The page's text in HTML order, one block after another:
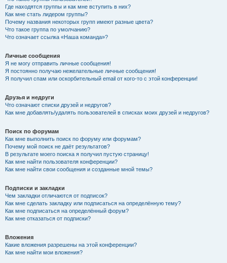
Где находятся группы и как мне вступить в них?
Как мне стать лидером группы?
Почему названия некоторых групп имеют разные цвета?
Что такое группа по умолчанию?
Что означает ссылка «Наша команда»?
Личные сообщения
Я не могу отправить личные сообщения!
Я постоянно получаю нежелательные личные сообщения!
Я получил спам или оскорбительный email от кого-то с этой конференции!
Друзья и недруги
Что означают списки друзей и недругов?
Как мне добавлять/удалять пользователей в списках моих друзей и недругов?
Поиск по форумам
Как мне выполнить поиск по форуму или форумам?
Почему мой поиск не даёт результатов?
В результате моего поиска я получил пустую страницу!
Как мне найти пользователя конференции?
Как мне найти свои сообщения и созданные мной темы?
Подписки и закладки
Чем закладки отличаются от подписок?
Как мне сделать закладку или подписаться на определённую тему?
Как мне подписаться на определённый форум?
Как мне отказаться от подписки?
Вложения
Какие вложения разрешены на этой конференции?
Как мне найти мои вложения?